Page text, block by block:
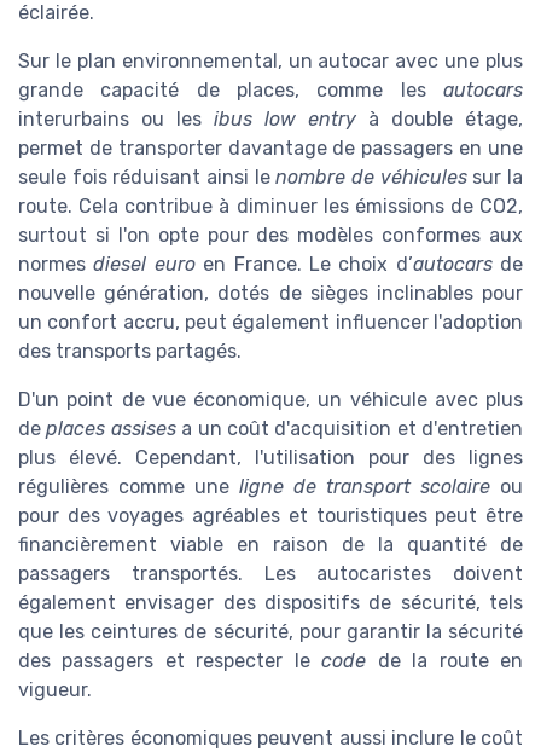
éclairée.
Sur le plan environnemental, un autocar avec une plus
grande capacité de places, comme les autocars
interurbains ou les ibus low entry à double étage,
permet de transporter davantage de passagers en une
seule fois réduisant ainsi lenombre de véhiculessur la
route. Cela contribue à diminuer les émissions de CO2,
surtout si l'on opte pour des modèles conformes aux
normesdiesel euroen France. Le choix d’autocarsde
nouvelle génération, dotés de sièges inclinables pour
un confort accru, peut également influencer l'adoption
des transports partagés.
D'un point de vue économique, un véhicule avec plus
deplaces assisesa un coût d'acquisition et d'entretien
plus élevé. Cependant, l'utilisation pour des lignes
régulières comme une ligne de transport scolaire ou
pour des voyages agréables et touristiques peut être
financièrement viable en raison de la quantité de
passagers transportés. Les autocaristes doivent
également envisager des dispositifs de sécurité, tels
que les ceintures de sécurité, pour garantir la sécurité
des passagers et respecter lecode de la route en
vigueur.
Les critères économiques peuvent aussi inclure le coût